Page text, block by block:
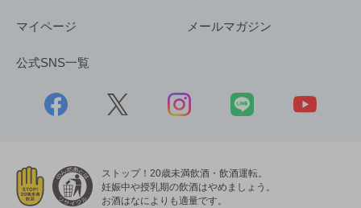
マイページ メールマガジン
公式SNS一覧
ストップ！20歳未満飲酒・飲酒運転。
妊娠中や授乳期の飲酒はやめましょう。
お酒はなによりも適量です。